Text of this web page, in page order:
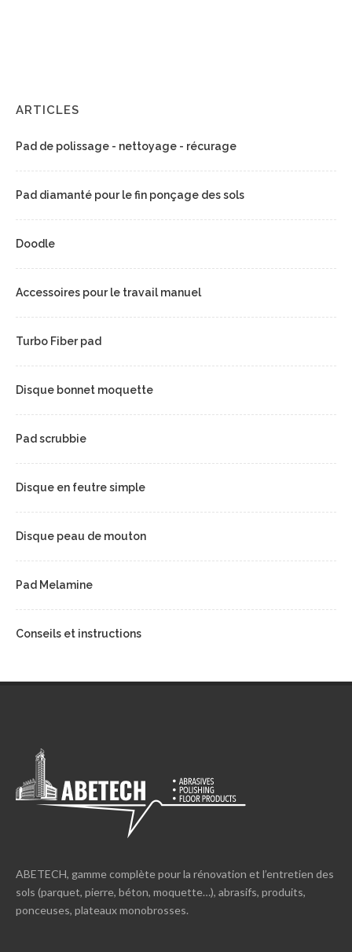
ARTICLES
Pad de polissage - nettoyage - récurage
Pad diamanté pour le fin ponçage des sols
Doodle
Accessoires pour le travail manuel
Turbo Fiber pad
Disque bonnet moquette
Pad scrubbie
Disque en feutre simple
Disque peau de mouton
Pad Melamine
Conseils et instructions
ABETECH, gamme complète pour la rénovation et l’entretien des
sols (parquet, pierre, béton, moquette…), abrasifs, produits,
ponceuses, plateaux monobrosses.